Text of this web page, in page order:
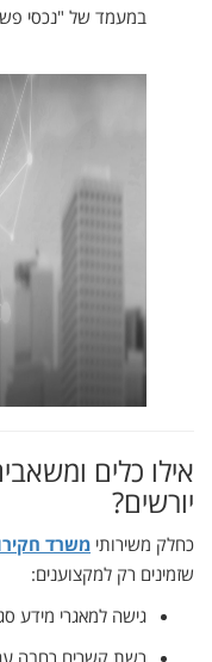
במעמד של "נכסי
אילו כלים
יורשים?
כחלק משירותי משרד
שזמינים רק למקצוענים:
גישה למאגרי מידע
רשת קשרים רחבה